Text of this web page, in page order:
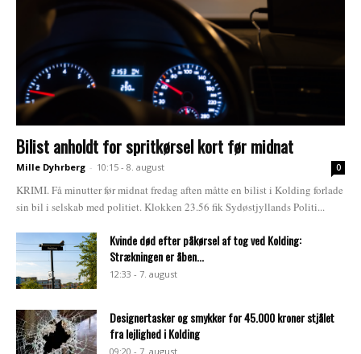
Bilist anholdt for spritkørsel kort før midnat
Mille Dyhrberg - 10:15 - 8. august 0
KRIMI. Få minutter før midnat fredag aften måtte en bilist i Kolding forlade
sin bil i selskab med politiet. Klokken 23.56 fik Sydøstjyllands Politi...
Kvinde død efter påkørsel af tog ved Kolding:
Strækningen er åben...
12:33 - 7. august
Designertasker og smykker for 45.000 kroner stjålet
fra lejlighed i Kolding
09:20 - 7. august